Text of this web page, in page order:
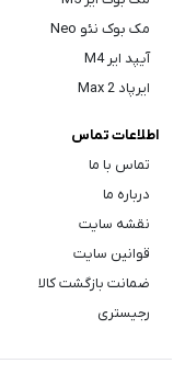
مک بوک نئو Neo
آیپد ایر M4
ایرپاد Max 2
اطلاعات تماس
تماس با ما
درباره ما
نقشه سایت
قوانین سایت
ضمانت بازگشت کالا
رجیستری